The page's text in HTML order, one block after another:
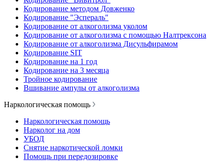
Кодирование методом Довженко
Кодирование "Эспераль"
Кодирование от алкоголизма уколом
Кодирование от алкоголизма с помощью Налтрексона
Кодирование от алкоголизма Дисульфирамом
Кодирование SIT
Кодирование на 1 год
Кодирование на 3 месяца
Тройное кодирование
Вшивание ампулы от алкоголизма
Наркологическая помощь
Наркологическая помощь
Нарколог на дом
УБОД
Снятие наркотической ломки
Помощь при передозировке